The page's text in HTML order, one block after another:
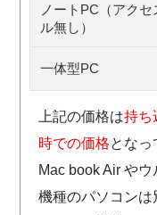
ノートPC（アクセ
ル無し）
一体型PC
上記の価格は持ち
時での価格となっ
Mac book Air や
機種のパソコンは